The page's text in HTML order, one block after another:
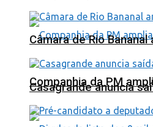
Companhia da PM
Câmara de Rio
Casagrande anuncia